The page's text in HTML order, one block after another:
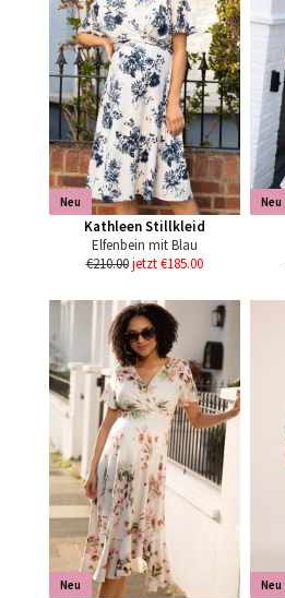
Neu
Kathleen Stillkleid
Elfenbein mit Blau
€210.00 jetzt €185.00
Neu
Neu Neu